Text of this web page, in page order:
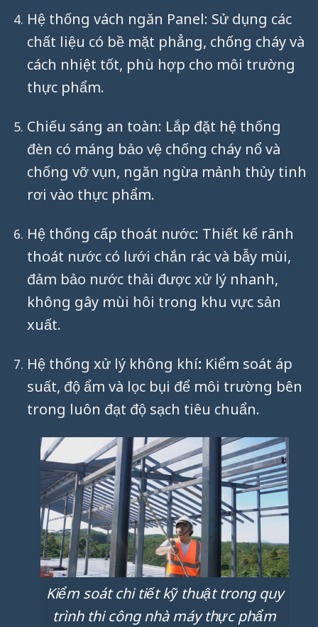
Hệ thống vách ngăn Panel: Sử dụng các
chất liệu có bề mặt phẳng, chống cháy và
cách nhiệt tốt, phù hợp cho môi trường
thực phẩm.
Chiếu sáng an toàn: Lắp đặt hệ thống
đèn có máng bảo vệ chống cháy nổ và
chống vỡ vụn, ngăn ngừa mảnh thủy tinh
rơi vào thực phẩm.
Hệ thống cấp thoát nước: Thiết kế rãnh
thoát nước có lưới chắn rác và bẫy mùi,
đảm bảo nước thải được xử lý nhanh,
không gây mùi hôi trong khu vực sản
xuất.
Hệ thống xử lý không khí: Kiểm soát áp
suất, độ ẩm và lọc bụi để môi trường bên
trong luôn đạt độ sạch tiêu chuẩn.
Kiểm soát chi tiết kỹ thuật trong quy
trình thi công nhà máy thực phẩm